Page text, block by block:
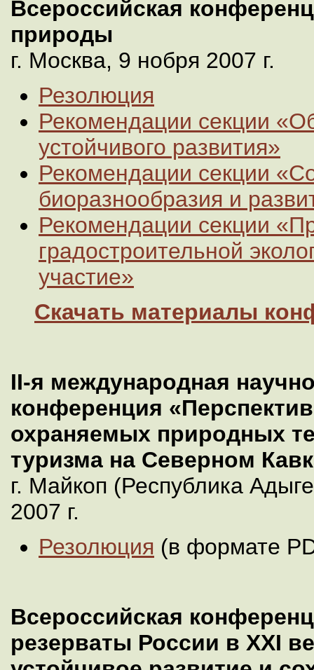
Всероссийская
природы
г. Москва, 9 нобря 2007 г.
Резолюция
Рекомендации секции
устойчивого развития»
Рекомендации секции
биоразнообразия и
Рекомендации секции
градостроительной
участие»
Скачать материалы
II-я международная
конференция
охраняемых природных
туризма на Северном
г. Майкоп (Республика
2007 г.
Резолюция (в формате
Всероссийская
резерваты России в XXI